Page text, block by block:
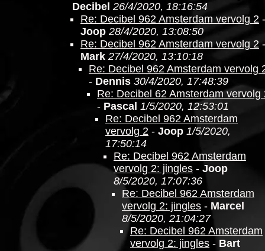
Decibel 26/4/2020, 18:16:54
Re: Decibel 962 Amsterdam vervolg 2 -
Joop 28/4/2020, 13:08:50
Re: Decibel 962 Amsterdam vervolg 2 -
Mark 27/4/2020, 13:10:18
Re: Decibel 962 Amsterdam vervolg
- Dennis 30/4/2020, 17:48:39
Re: Decibel 62 Amsterdam vervolg
- Pascal 1/5/2020, 12:53:01
Re: Decibel 962 Amsterdam
vervolg 2 - Joop 1/5/2020,
17:50:14
Re: Decibel 962 Amsterdam
vervolg 2: jingles - Joop
8/5/2020, 17:07:36
Re: Decibel 962 Amsterdam
vervolg 2: jingles - Marcel
8/5/2020, 21:04:27
Re: Decibel 962 Amsterdam
vervolg 2: jingles - Bart